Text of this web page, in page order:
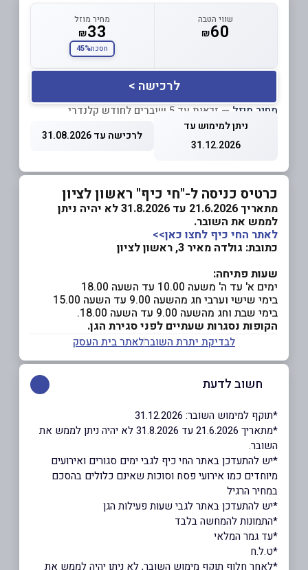
שווי הטבה
₪60
מחיר מוזל
₪33
חסכת45%
לרכישה >
מחיר מוזל — זכאות עד 5 שוברים לחודש קלנדרי
ניתן למימוש עד
31.12.2026
לרכישה עד 31.08.2026
כרטיס כניסה ל-"חי כיף" ראשון לציון
מתאריך 21.6.2026 עד 31.8.2026 לא יהיה ניתן
לממש את השובר.
לאתר החי כיף לחצו כאן>>
כתובת: גולדה מאיר 3, ראשון לציון
שעות פתיחה:
ימים א' עד ה' משעה 10.00 עד השעה 18.00
בימי שישי וערבי חג מהשעה 9.00 עד השעה 15.00
בימי שבת וחג מהשעה 9.00 עד השעה 18.00.
הקופות נסגרות שעתיים לפני סגירת הגן.
לבדיקת יתרת השוברלאתר בית העסק
חשוב לדעת
*תוקף למימוש השובר: 31.12.2026
*מתאריך 21.6.2026 עד 31.8.2026 לא יהיה ניתן לממש את
השובר.
*יש להתעדכן באתר החי כיף לגבי ימים סגורים ואירועים
מיוחדים כמו אירועי פסח וסוכות שאינם כלולים בהסכם
במחיר הרגיל
*יש להתעדכן באתר לגבי שעות פעילות הגן
*התמונות להמחשה בלבד
*עד גמר המלאי
*ט.ל.ח
*לאחר חלוף תוקף מימוש השובר, לא ניתן יהיה לממש את